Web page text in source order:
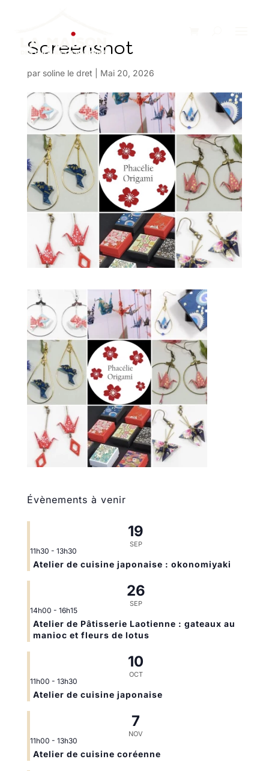
Screenshot
par soline le dret Mai 20, 2026
Évènements à venir
19
SEP
11h30 - 13h30
Atelier de cuisine japonaise : okonomiyaki
26
SEP
14h00 - 16h15
Atelier de Pâtisserie Laotienne : gateaux au
manioc et fleurs de lotus
10
OCT
11h00 - 13h30
Atelier de cuisine japonaise
7
NOV
11h00 - 13h30
Atelier de cuisine coréenne